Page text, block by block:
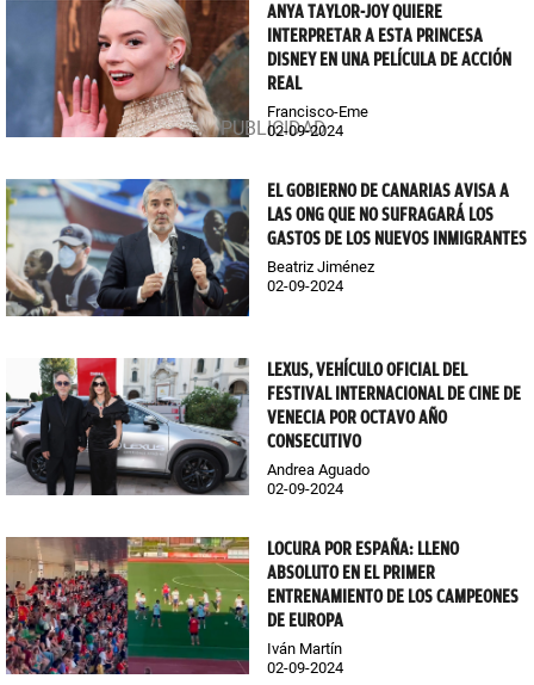
ANYA TAYLOR-JOY QUIERE
INTERPRETAR A ESTA PRINCESA
DISNEY EN UNA PELÍCULA DE ACCIÓN
REAL
Francisco-Eme
02-09-2024
EL GOBIERNO DE CANARIAS AVISA A
LAS ONG QUE NO SUFRAGARÁ LOS
GASTOS DE LOS NUEVOS INMIGRANTES
Beatriz Jiménez
02-09-2024
LEXUS, VEHÍCULO OFICIAL DEL
FESTIVAL INTERNACIONAL DE CINE DE
VENECIA POR OCTAVO AÑO
CONSECUTIVO
Andrea Aguado
02-09-2024
LOCURA POR ESPAÑA: LLENO
ABSOLUTO EN EL PRIMER
ENTRENAMIENTO DE LOS CAMPEONES
DE EUROPA
Iván Martín
02-09-2024